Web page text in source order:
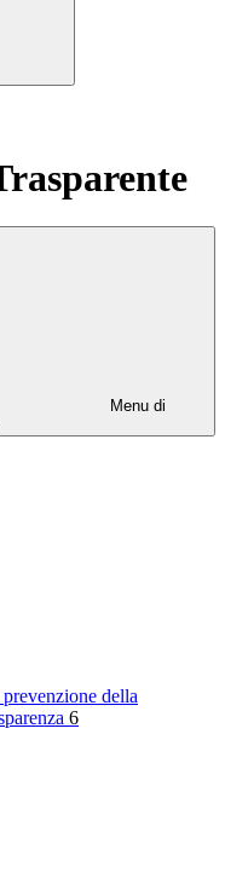
Menu di
della
6